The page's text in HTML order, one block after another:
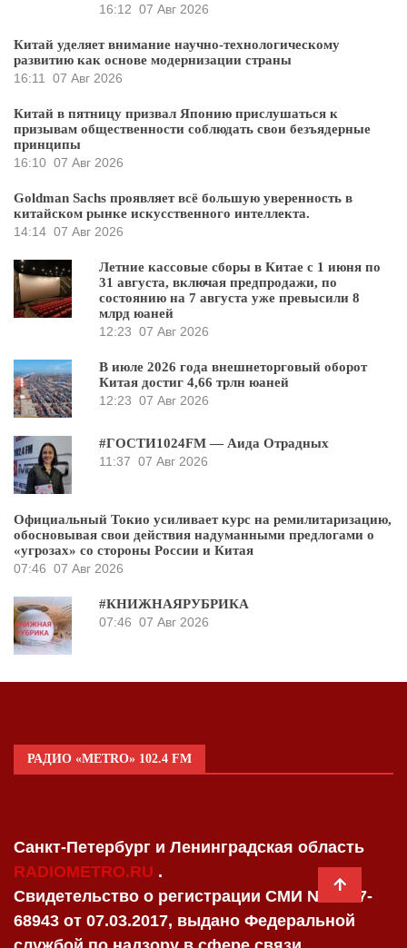
16:12 07 Авг 2026
Китай уделяет внимание научно-технологическому
развитию как основе модернизации страны
16:11 07 Авг 2026
Китай в пятницу призвал Японию прислушаться к
призывам общественности соблюдать свои безъядерные
принципы
16:10 07 Авг 2026
Goldman Sachs проявляет всё большую уверенность в
китайском рынке искусственного интеллекта.
14:14 07 Авг 2026
Летние кассовые сборы в Китае с 1 июня по
31 августа, включая предпродажи, по
состоянию на 7 августа уже превысили 8
млрд юаней
12:23 07 Авг 2026
В июле 2026 года внешнеторговый оборот
Китая достиг 4,66 трлн юаней
12:23 07 Авг 2026
#ГОСТИ1024FM — Аида Отрадных
11:37 07 Авг 2026
Официальный Токио усиливает курс на ремилитаризацию,
обосновывая свои действия надуманными предлогами о
«угрозах» со стороны России и Китая
07:46 07 Авг 2026
#КНИЖНАЯРУБРИКА
07:46 07 Авг 2026
РАДИО «METRO» 102.4 FM
Санкт-Петербург и Ленинградская область
RADIOMETRO.RU .
Свидетельство о регистрации СМИ №AC77-
68943 от 07.03.2017, выдано Федеральной